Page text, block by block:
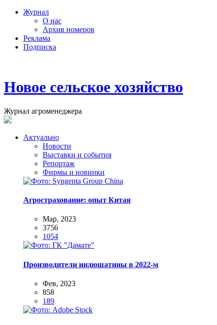
Журнал
О нас
Архив номеров
Реклама
Подписка
Новое сельское хозяйство
Журнал агроменеджера
Актуально
Новости
Выставки и события
Репортаж
Фирмы и новинки
Агрострахование: опыт Китая
Мар, 2023
3756
1054
Производители индюшатины в 2022-м
Фев, 2023
858
189